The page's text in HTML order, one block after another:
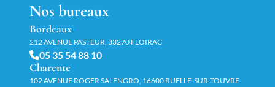
Nos bureaux
Bordeaux
212 AVENUE PASTEUR, 33270 FLOIRAC
05 35 54 88 10
Charente
102 AVENUE ROGER SALENGRO, 16600 RUELLE-SUR-TOUVRE